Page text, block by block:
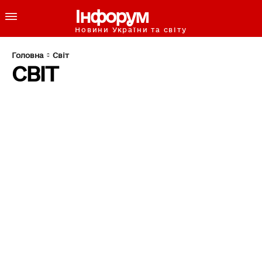
Інфорум
Новини України та світу
Головна Світ
СВІТ